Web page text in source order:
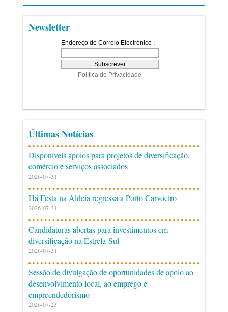
Newsletter
Últimas Notícias
Disponíveis apoios para projetos de diversificação,
comércio e serviços associados
2026-07-31
Há Festa na Aldeia regressa a Porto Carvoeiro
2026-07-31
Candidaturas abertas para investimentos em
diversificação na Estrela-Sul
2026-07-31
Sessão de divulgação de oportunidades de apoio ao
desenvolvimento local, ao emprego e
empreendedorismo
2026-07-23